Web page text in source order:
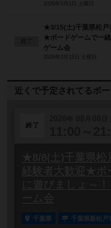
2025年3月1日 土曜日
★3/15(土)千葉県松戸
★ボードゲームで一
ゲーム会
2025年3月15日 土曜日
近くで予定されてるボ
終了
★8/8(土)千葉県松
経験者大歓迎★ボ
に遊びましょ～
ーム会
千葉県 千葉県新松